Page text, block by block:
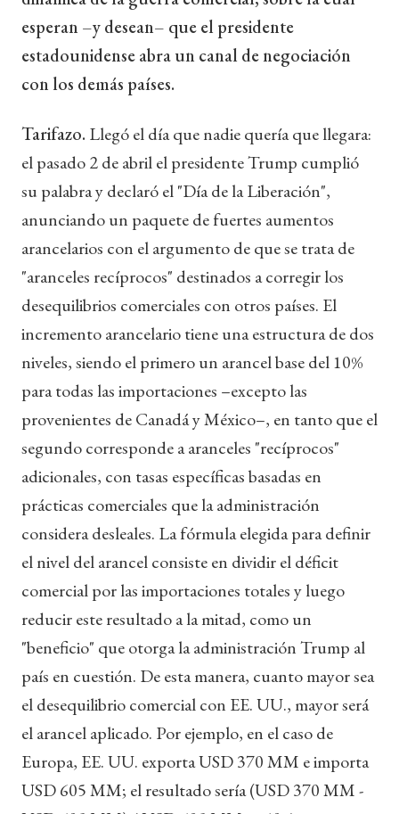
esperan –y desean– que el presidente
estadounidense abra un canal de negociación
con los demás países.
Tarifazo. Llegó el día que nadie quería que llegara:
el pasado 2 de abril el presidente Trump cumplió
su palabra y declaró el "Día de la Liberación",
anunciando un paquete de fuertes aumentos
arancelarios con el argumento de que se trata de
"aranceles recíprocos" destinados a corregir los
desequilibrios comerciales con otros países. El
incremento arancelario tiene una estructura de dos
niveles, siendo el primero un arancel base del 10%
para todas las importaciones –excepto las
provenientes de Canadá y México–, en tanto que el
segundo corresponde a aranceles "recíprocos"
adicionales, con tasas específicas basadas en
prácticas comerciales que la administración
considera desleales. La fórmula elegida para definir
el nivel del arancel consiste en dividir el déficit
comercial por las importaciones totales y luego
reducir este resultado a la mitad, como un
"beneficio" que otorga la administración Trump al
país en cuestión. De esta manera, cuanto mayor sea
el desequilibrio comercial con EE. UU., mayor será
el arancel aplicado. Por ejemplo, en el caso de
Europa, EE. UU. exporta USD 370 MM e importa
USD 605 MM; el resultado sería (USD 370 MM -